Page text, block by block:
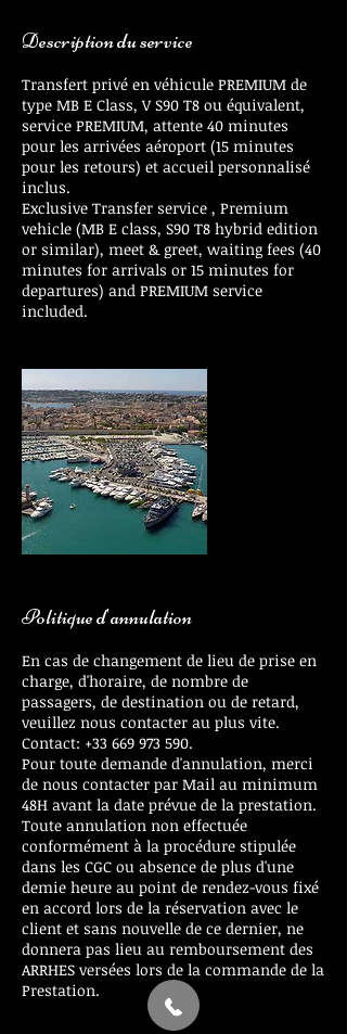
Description du service
Transfert privé en véhicule PREMIUM de
type MB E Class, V S90 T8 ou équivalent,
service PREMIUM, attente 40 minutes
pour les arrivées aéroport (15 minutes
pour les retours) et accueil personnalisé
inclus.
Exclusive Transfer service , Premium
vehicle (MB E class, S90 T8 hybrid edition
or similar), meet & greet, waiting fees (40
minutes for arrivals or 15 minutes for
departures) and PREMIUM service
Politique d'annulation
En cas de changement de lieu de prise en
charge, d'horaire, de nombre de
passagers, de destination ou de retard,
veuillez nous contacter au plus vite.
Contact: +33 669 973 590.
Pour toute demande d'annulation, merci
de nous contacter par Mail au minimum
48H avant la date prévue de la prestation.
Toute annulation non effectuée
conformément à la procédure stipulée
dans les CGC ou absence de plus d'une
demie heure au point de rendez-vous fixé
en accord lors de la réservation avec le
client et sans nouvelle de ce dernier, ne
donnera pas lieu au remboursement des
ARRHES versées lors de la commande de la
Prestation.